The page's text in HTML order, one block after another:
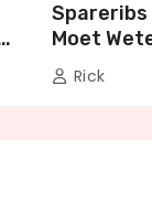
Spareribs
Moet
Bezorgen
Rick